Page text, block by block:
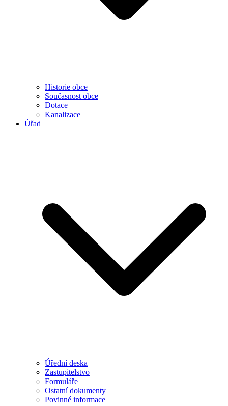
Historie obce
Současnost obce
Dotace
Kanalizace
Úřad
Úřední deska
Zastupitelstvo
Formuláře
Ostatní dokumenty
Povinné informace